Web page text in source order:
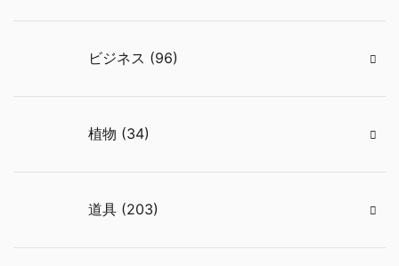
ビジネス (96)
植物 (34)
道具 (203)